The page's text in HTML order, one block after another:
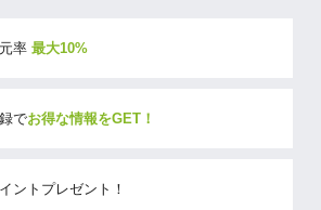
率 最大10%
でお得な情報をGET！
ントプレゼント！